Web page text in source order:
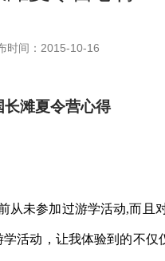
时间：2015-10-16
长滩夏令营心得
从未参加过游学活动,而且
学活动，让我体验到的不